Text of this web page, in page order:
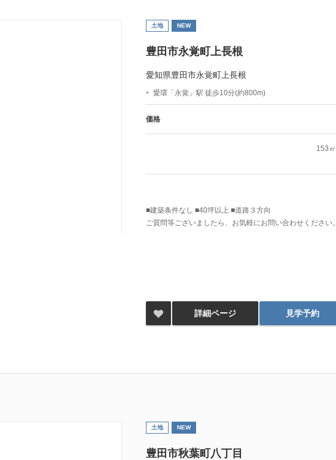
土地 NEW
豊田市永覚町上長根
愛知県豊田市永覚町上長根
愛環「永覚」駅 徒歩10分(約800m)
価格
153㎡
■建築条件なし ■40坪以上 ■道路３方向
ご質問等ございましたら、お気軽にお問い合わせください。
詳細ページ 見学予約
土地 NEW
豊田市秋葉町八丁目